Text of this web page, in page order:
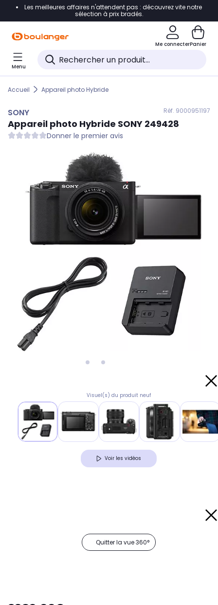
Accéder directement à la navigation
Accéder directement au pied de page
Accéder directement au chatbot
Les meilleures affaires n'attendent pas : découvrez vite notre
sélection à prix bradés.
Me connecterPanier
Menu
Accueil Appareil photo Hybride
SONY Réf. 9000951197
Appareil photo Hybride SONY 249428
Donner le premier avis
Visuel(s) du produit neuf
Voir les vidéos
Quitter la vue 360°